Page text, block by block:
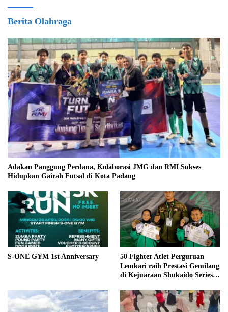
Berita Olahraga
Adakan Panggung Perdana, Kolaborasi JMG dan RMI Sukses
Hidupkan Gairah Futsal di Kota Padang
S-ONE GYM 1st Anniversary
50 Fighter Atlet Perguruan
Lemkari raih Prestasi Gemilang
di Kejuaraan Shukaido Series 1